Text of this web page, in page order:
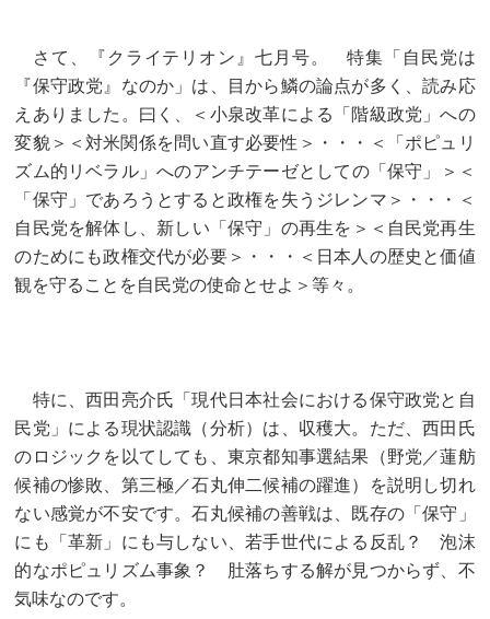
さて、『クライテリオン』七月号。 特集「自民党は
『保守政党』なのか」は、目から鱗の論点が多く、読み応
えありました。曰く、＜小泉改革による「階級政党」への
変貌＞＜対米関係を問い直す必要性＞・・・＜「ポピュリ
ズム的リベラル」へのアンチテーゼとしての「保守」＞＜
「保守」であろうとすると政権を失うジレンマ＞・・・＜
自民党を解体し、新しい「保守」の再生を＞＜自民党再生
のためにも政権交代が必要＞・・・＜日本人の歴史と価値
観を守ることを自民党の使命とせよ＞等々。
特に、西田亮介氏「現代日本社会における保守政党と自
民党」による現状認識（分析）は、収穫大。ただ、西田氏
のロジックを以てしても、東京都知事選結果（野党／蓮舫
候補の惨敗、第三極／石丸伸二候補の躍進）を説明し切れ
ない感覚が不安です。石丸候補の善戦は、既存の「保守」
にも「革新」にも与しない、若手世代による反乱？ 泡沫
的なポピュリズム事象？ 肚落ちする解が見つからず、不
気味なのです。